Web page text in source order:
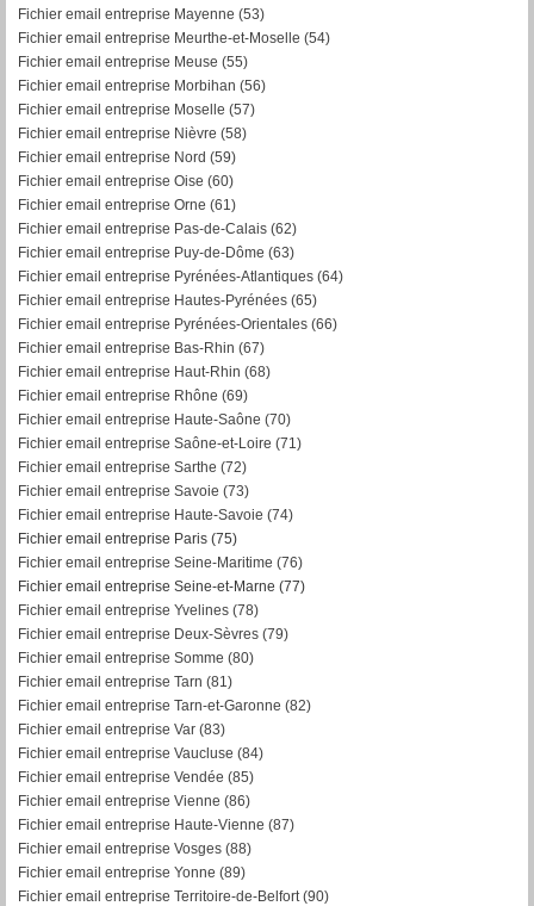
Fichier email entreprise Mayenne (53)
Fichier email entreprise Meurthe-et-Moselle (54)
Fichier email entreprise Meuse (55)
Fichier email entreprise Morbihan (56)
Fichier email entreprise Moselle (57)
Fichier email entreprise Nièvre (58)
Fichier email entreprise Nord (59)
Fichier email entreprise Oise (60)
Fichier email entreprise Orne (61)
Fichier email entreprise Pas-de-Calais (62)
Fichier email entreprise Puy-de-Dôme (63)
Fichier email entreprise Pyrénées-Atlantiques (64)
Fichier email entreprise Hautes-Pyrénées (65)
Fichier email entreprise Pyrénées-Orientales (66)
Fichier email entreprise Bas-Rhin (67)
Fichier email entreprise Haut-Rhin (68)
Fichier email entreprise Rhône (69)
Fichier email entreprise Haute-Saône (70)
Fichier email entreprise Saône-et-Loire (71)
Fichier email entreprise Sarthe (72)
Fichier email entreprise Savoie (73)
Fichier email entreprise Haute-Savoie (74)
Fichier email entreprise Paris (75)
Fichier email entreprise Seine-Maritime (76)
Fichier email entreprise Seine-et-Marne (77)
Fichier email entreprise Yvelines (78)
Fichier email entreprise Deux-Sèvres (79)
Fichier email entreprise Somme (80)
Fichier email entreprise Tarn (81)
Fichier email entreprise Tarn-et-Garonne (82)
Fichier email entreprise Var (83)
Fichier email entreprise Vaucluse (84)
Fichier email entreprise Vendée (85)
Fichier email entreprise Vienne (86)
Fichier email entreprise Haute-Vienne (87)
Fichier email entreprise Vosges (88)
Fichier email entreprise Yonne (89)
Fichier email entreprise Territoire-de-Belfort (90)